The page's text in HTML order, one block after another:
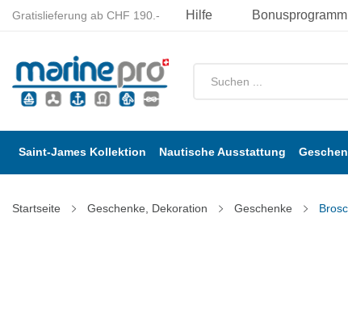
Gratislieferung ab CHF 190.- Hilfe Bonusprogramm
Saint-James Kollektion Nautische Ausstattung
Startseite Geschenke, Dekoration Geschenke